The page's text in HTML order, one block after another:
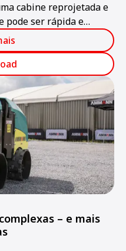
cabine reprojetada e
pode ser rápida e
– e mais